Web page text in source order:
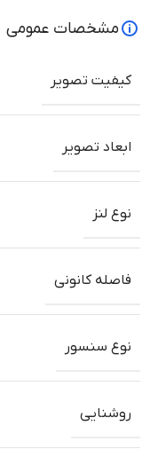
مشخصات عمومی
کیفیت تصویر
ابعاد تصویر
نوع لنز
فاصله کانونی
نوع سنسور
روشنایی